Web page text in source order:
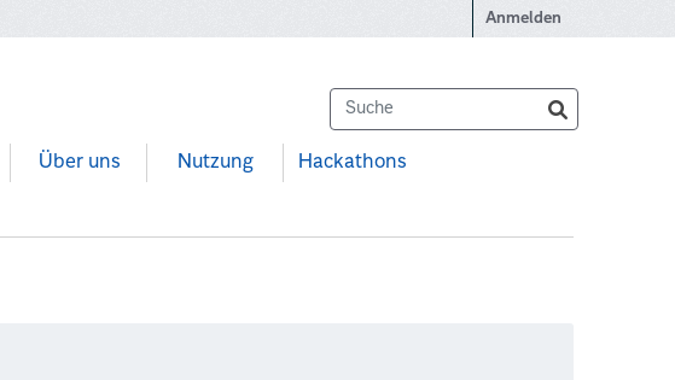
Anmelden
Über uns Nutzung Hackathons